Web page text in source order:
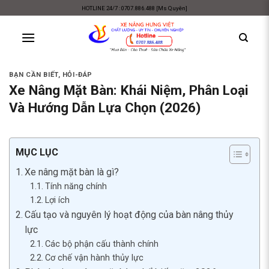
content
HOTLINE 24/7 : 0707.886.488 [Ms Quyên]
BẠN CẦN BIẾT, HỎI-ĐÁP
Xe Nâng Mặt Bàn: Khái Niệm, Phân Loại
Và Hướng Dẫn Lựa Chọn (2026)
MỤC LỤC
Xe nâng mặt bàn là gì?
Tính năng chính
Lợi ích
Cấu tạo và nguyên lý hoạt động của bàn nâng thủy
lực
Các bộ phận cấu thành chính
Cơ chế vận hành thủy lực